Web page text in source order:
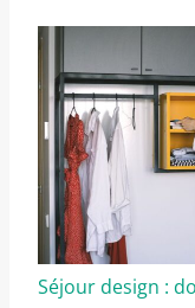
Séjour design :